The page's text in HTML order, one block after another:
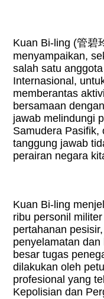
Kuan Bi-ling (管碧
menyampaikan,
salah satu
Internasional,
memberantas
bersamaan
jawab melindungi
Samudera Pasifik,
tanggung jawab
perairan negara
Kuan Bi-ling
ribu personil
pertahanan
penyelamatan
besar tugas
dilakukan oleh
profesional yang
Kepolisian dan